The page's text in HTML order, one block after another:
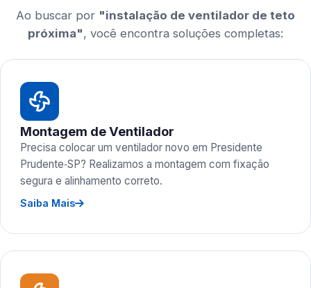
Ao buscar por "instalação de ventilador de teto
próxima", você encontra soluções completas:
Montagem de Ventilador
Precisa colocar um ventilador novo em Presidente
Prudente‑SP? Realizamos a montagem com fixação
segura e alinhamento correto.
Saiba Mais